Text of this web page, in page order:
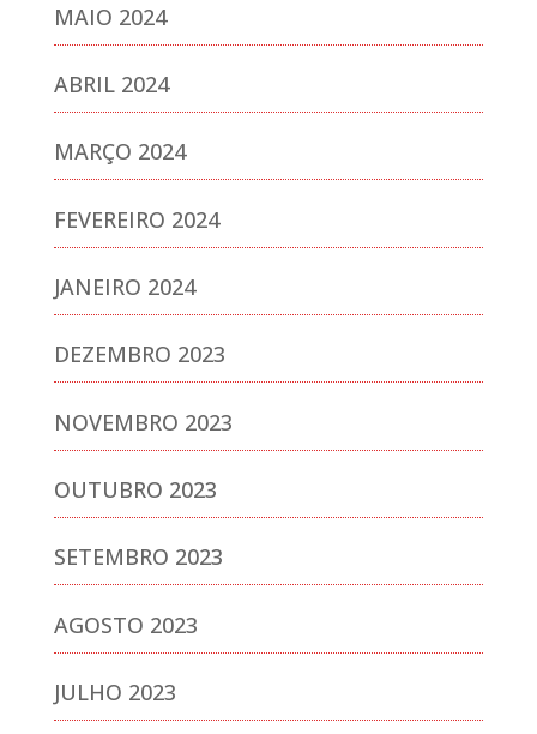
MAIO 2024
ABRIL 2024
MARÇO 2024
FEVEREIRO 2024
JANEIRO 2024
DEZEMBRO 2023
NOVEMBRO 2023
OUTUBRO 2023
SETEMBRO 2023
AGOSTO 2023
JULHO 2023